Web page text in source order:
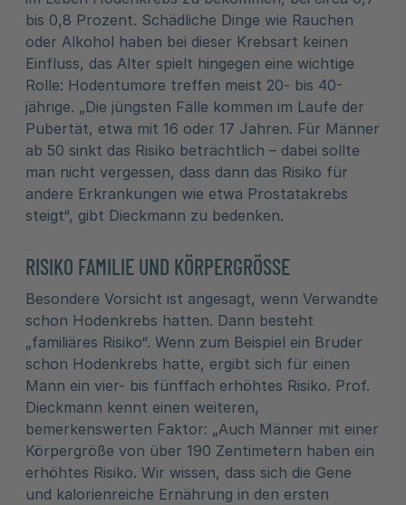
bis 0,8 Prozent. Schädliche Dinge wie Rauchen
oder Alkohol haben bei dieser Krebsart keinen
Einfluss, das Alter spielt hingegen eine wichtige
Rolle: Hodentumore treffen meist 20- bis 40-
jährige. „Die jüngsten Fälle kommen im Laufe der
Pubertät, etwa mit 16 oder 17 Jahren. Für Männer
ab 50 sinkt das Risiko beträchtlich – dabei sollte
man nicht vergessen, dass dann das Risiko für
andere Erkrankungen wie etwa Prostatakrebs
steigt“, gibt Dieckmann zu bedenken.
RISIKO FAMILIE UND KÖRPERGRÖSSE
Besondere Vorsicht ist angesagt, wenn Verwandte
schon Hodenkrebs hatten. Dann besteht
„familiäres Risiko“. Wenn zum Beispiel ein Bruder
schon Hodenkrebs hatte, ergibt sich für einen
Mann ein vier- bis fünffach erhöhtes Risiko. Prof.
Dieckmann kennt einen weiteren,
bemerkenswerten Faktor: „Auch Männer mit einer
Körpergröße von über 190 Zentimetern haben ein
erhöhtes Risiko. Wir wissen, dass sich die Gene
und kalorienreiche Ernährung in den ersten